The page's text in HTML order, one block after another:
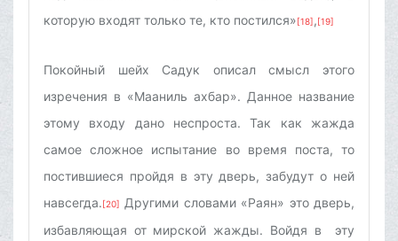
которую входят только те, кто постился»[18],[19]
Покойный шейх Садук описал смысл этого
изречения в «Мааниль ахбар». Данное название
этому входу дано неспроста. Так как жажда
самое сложное испытание во время поста, то
постившиеся пройдя в эту дверь, забудут о ней
навсегда.[20] Другими словами «Раян» это дверь,
избавляющая от мирской жажды. Войдя в эту